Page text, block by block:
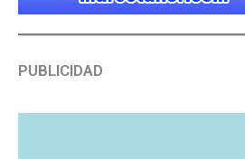
PUBLICIDAD